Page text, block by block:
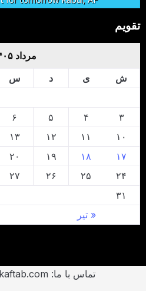
تقویم
مرداد ۱۴۰۵
ش
ی د س
« تیر
۳
۴ ۵ ۶
۱۰
۱۱ ۱۲ ۱۳
۱۷
۱۸ ۱۹ ۲۰
۲۴
۲۵ ۲۶ ۲۷
۳۱
تماس با ما: contactus@paikaftab.com